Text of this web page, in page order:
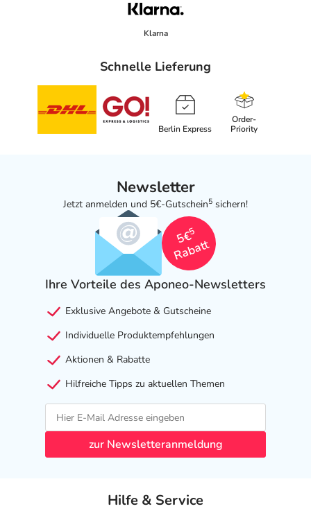
Klarna
Schnelle Lieferung
Berlin Express
Order-
Priority
Newsletter
Jetzt anmelden und 5€-Gutschein5 sichern!
5€
5
Rabatt
Ihre Vorteile des Aponeo-Newsletters
Exklusive Angebote & Gutscheine
Individuelle Produktempfehlungen
Aktionen & Rabatte
Hilfreiche Tipps zu aktuellen Themen
zur Newsletteranmeldung
Hilfe & Service